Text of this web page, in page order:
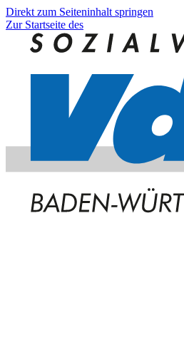
Direkt zum Seiteninhalt springen
Zur Startseite des